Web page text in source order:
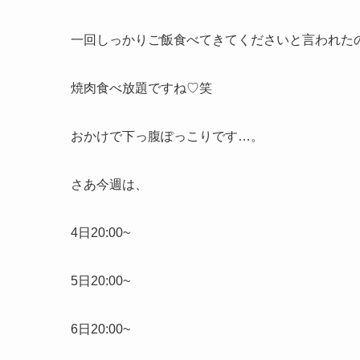
一回しっかりご飯食べてきてくださいと言われた
焼肉食べ放題ですね♡笑
おかけで下っ腹ぽっこりです…。
さあ今週は、
4日20:00~
5日20:00~
6日20:00~